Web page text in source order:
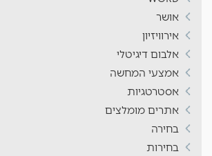
אושר
אירוויזיון
אלבום דיגיטלי
אמצעי המחשה
אסטרטגיות
אתרים מומלצים
בחירה
בחירות